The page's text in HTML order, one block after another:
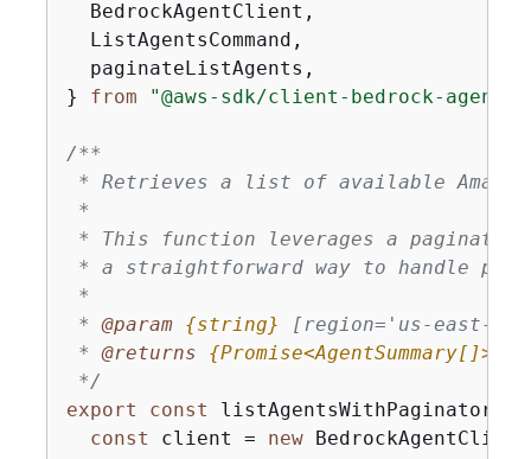
  BedrockAgentClient,
  ListAgentsCommand,
  paginateListAgents,
} from "@aws-sdk/client-bedrock-agent"
/**
* Retrieves a list of available
*
* This function leverages a
* a straightforward way to handle
*
* @param {string}
[region='us-east-1']
* @returns {Promise<AgentSummary[]>}
*/
export
const listAgentsWithPaginator =
const client = new